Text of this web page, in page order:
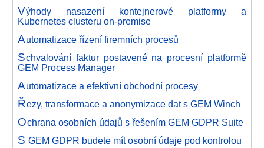
Výhody nasazení kontejnerové platformy a
Kubernetes clusteru on-premise
Automatizace řízení firemních procesů
Schvalování faktur postavené na procesní platformě
GEM Process Manager
Automatizace a efektivní obchodní procesy
Řezy, transformace a anonymizace dat s GEM Winch
Ochrana osobních údajů s řešením GEM GDPR Suite
S GEM GDPR budete mít osobní údaje pod kontrolou